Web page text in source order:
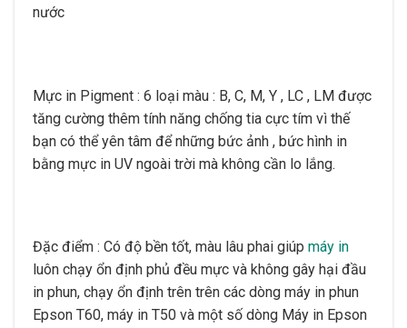
nước
Mực in Pigment : 6 loại màu : B, C, M, Y , LC , LM được
tăng cường thêm tính năng chống tia cực tím vì thế
bạn có thể yên tâm để những bức ảnh , bức hình in
bằng mực in UV ngoài trời mà không cần lo lắng.
Đặc điểm : Có độ bền tốt, màu lâu phai giúp máy in
luôn chạy ổn định phủ đều mực và không gây hại đầu
in phun, chạy ổn định trên trên các dòng máy in phun
Epson T60, máy in T50 và một số dòng Máy in Epson